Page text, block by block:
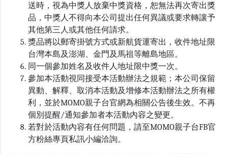
送時，視為中獎人放棄中獎資格，恕無法再次寄出獎
品，中獎人不得向本公司提出任何異議或要求轉讓予
其他第三人或其他任何請求。
獎品將以郵寄掛號方式或新航貨運寄出，收件地址限
台灣本島及澎湖、金門及馬祖等離島地區。
同一個參加姓名及收件人地址限中獎一次。
參加本活動視同接受本活動辦法之規範；本公司保留
異動、解釋、取消本活動及增修本活動辦法之所有權
利，並於MOMO親子台官網為相關公告後生效。不再
個別提醒/通知參加者本活動內容之變更。
若對於活動內容有任何問題，請至MOMO親子台FB官
方粉絲專頁私訊小編洽詢。